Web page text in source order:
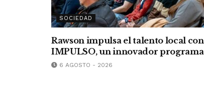
SOCIEDAD
Rawson impulsa el talento local con
IMPULSO, un innovador programa
6 AGOSTO - 2026